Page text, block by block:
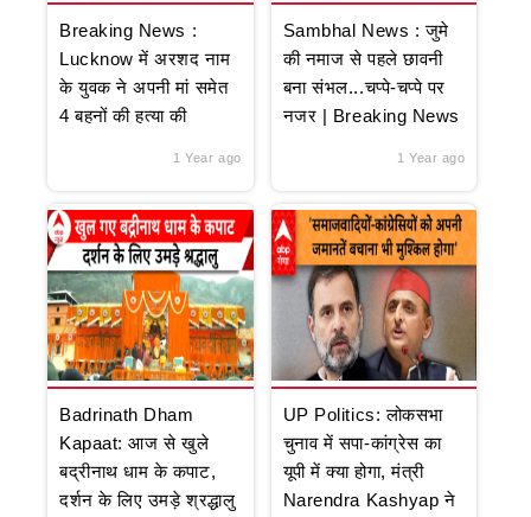
Breaking News :
Lucknow में अरशद नाम
के युवक ने अपनी मां समेत
4 बहनों की हत्या की
1 Year ago
Sambhal News : जुमे
की नमाज से पहले छावनी
बना संभल...चप्पे-चप्पे पर
नजर | Breaking News
1 Year ago
Badrinath Dham
Kapaat: आज से खुले
बद्रीनाथ धाम के कपाट,
दर्शन के लिए उमड़े श्रद्धालु
UP Politics: लोकसभा
चुनाव में सपा-कांग्रेस का
यूपी में क्या होगा, मंत्री
Narendra Kashyap ने